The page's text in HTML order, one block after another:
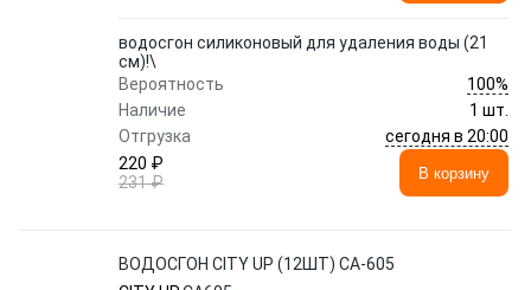
водосгон силиконовый для удаления воды (21
см)!\
Вероятность
100%
Наличие
1 шт.
Отгрузка
сегодня в 20:00
220 ₽
231 ₽
В корзину
ВОДОСГОН CITY UP (12ШТ) CA-605